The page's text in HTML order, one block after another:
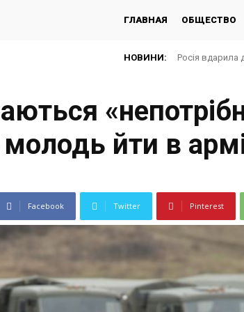
ГЛАВНАЯ ОБЩЕСТВО
НОВИНИ: Росія вдарила
йти в
Facebook Twitter Pinterest